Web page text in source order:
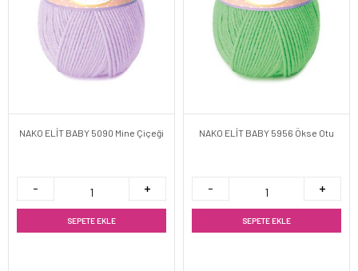
NAKO ELİT BABY 5090 Mine Çiçeği
SEPETE EKLE
NAKO ELİT BABY 5956 Ökse Otu
SEPETE EKLE